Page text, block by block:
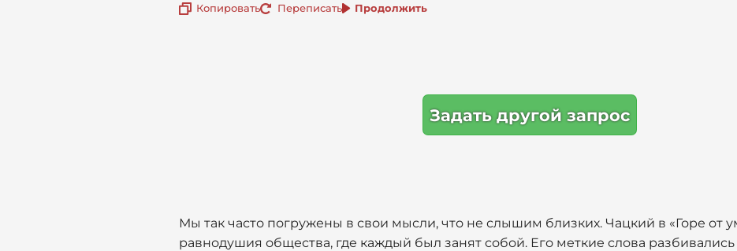
Копировать Переписать Продолжить
Задать другой запрос
Мы так часто погружены в свои мысли, что не слышим близких. Чацкий в «Горе от
равнодушия общества, где каждый был занят собой. Его меткие слова